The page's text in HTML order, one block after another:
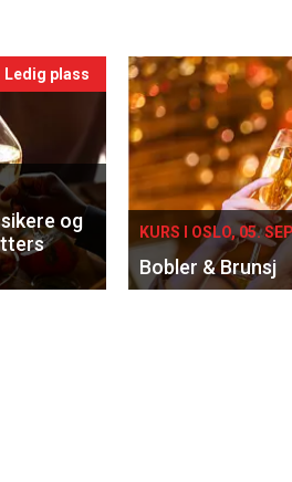
Ledig plass
og
KURS I OSLO, 05.
Bobler & Brunsj